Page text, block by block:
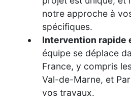
notre approche à
spécifiques.
Intervention rapide
équipe se déplace
France, y compris
Val-de-Marne, et
vos travaux.